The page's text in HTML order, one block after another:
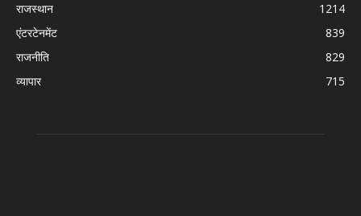
राजस्थान
1214
एंटरटेनमेंट
839
राजनीति
829
व्यापार
715